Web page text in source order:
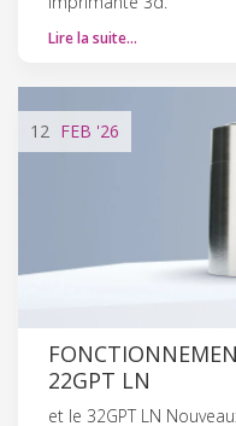
Lire la suite…
12 FEB '26
22GPT LN
et le 32GPT LN